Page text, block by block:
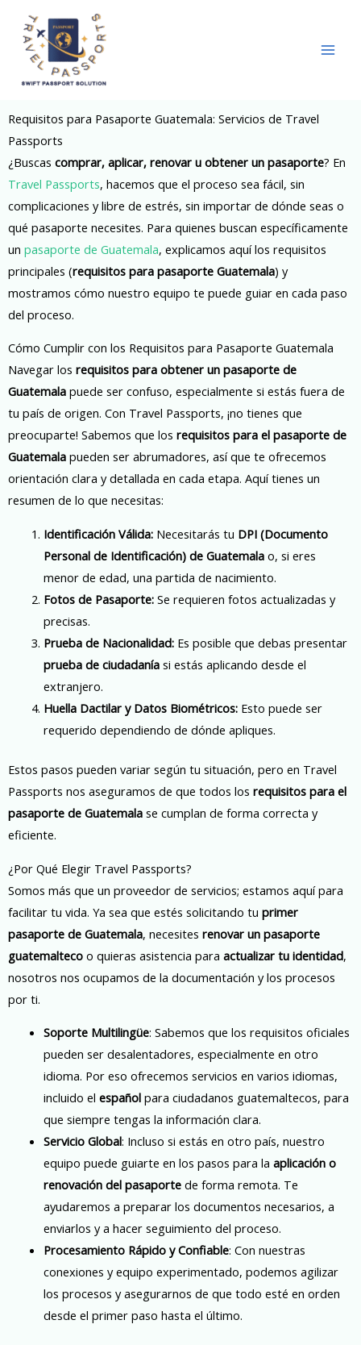
content
Requisitos para Pasaporte Guatemala: Servicios de Travel
Passports
¿Buscas comprar, aplicar, renovar u obtener un pasaporte? En
Travel Passports, hacemos que el proceso sea fácil, sin
complicaciones y libre de estrés, sin importar de dónde seas o
qué pasaporte necesites. Para quienes buscan específicamente
un pasaporte de Guatemala, explicamos aquí los requisitos
principales (requisitos para pasaporte Guatemala) y
mostramos cómo nuestro equipo te puede guiar en cada paso
del proceso.
Cómo Cumplir con los Requisitos para Pasaporte Guatemala
Navegar los requisitos para obtener un pasaporte de
Guatemala puede ser confuso, especialmente si estás fuera de
tu país de origen. Con Travel Passports, ¡no tienes que
preocuparte! Sabemos que los requisitos para el pasaporte de
Guatemala pueden ser abrumadores, así que te ofrecemos
orientación clara y detallada en cada etapa. Aquí tienes un
resumen de lo que necesitas:
Identificación Válida:Necesitarás tu DPI (Documento
Personal de Identificación) de Guatemalao, si eres
menor de edad, una partida de nacimiento.
Fotos de Pasaporte:Se requieren fotos actualizadas y
precisas.
Prueba de Nacionalidad:Es posible que debas presentar
prueba de ciudadaníasi estás aplicando desde el
extranjero.
Huella Dactilar y Datos Biométricos:Esto puede ser
requerido dependiendo de dónde apliques.
Estos pasos pueden variar según tu situación, pero en Travel
Passports nos aseguramos de que todos los requisitos para el
pasaporte de Guatemala se cumplan de forma correcta y
eficiente.
¿Por Qué Elegir Travel Passports?
Somos más que un proveedor de servicios; estamos aquí para
facilitar tu vida. Ya sea que estés solicitando tu primer
pasaporte de Guatemala, necesites renovar un pasaporte
guatemalteco o quieras asistencia para actualizar tu identidad,
nosotros nos ocupamos de la documentación y los procesos
por ti.
Soporte Multilingüe: Sabemos que los requisitos oficiales
pueden ser desalentadores, especialmente en otro
idioma. Por eso ofrecemos servicios en varios idiomas,
incluido el españolpara ciudadanos guatemaltecos, para
que siempre tengas la información clara.
Servicio Global: Incluso si estás en otro país, nuestro
equipo puede guiarte en los pasos para la aplicación o
renovación del pasaportede forma remota. Te
ayudaremos a preparar los documentos necesarios, a
enviarlos y a hacer seguimiento del proceso.
Procesamiento Rápido y Confiable: Con nuestras
conexiones y equipo experimentado, podemos agilizar
los procesos y asegurarnos de que todo esté en orden
desde el primer paso hasta el último.